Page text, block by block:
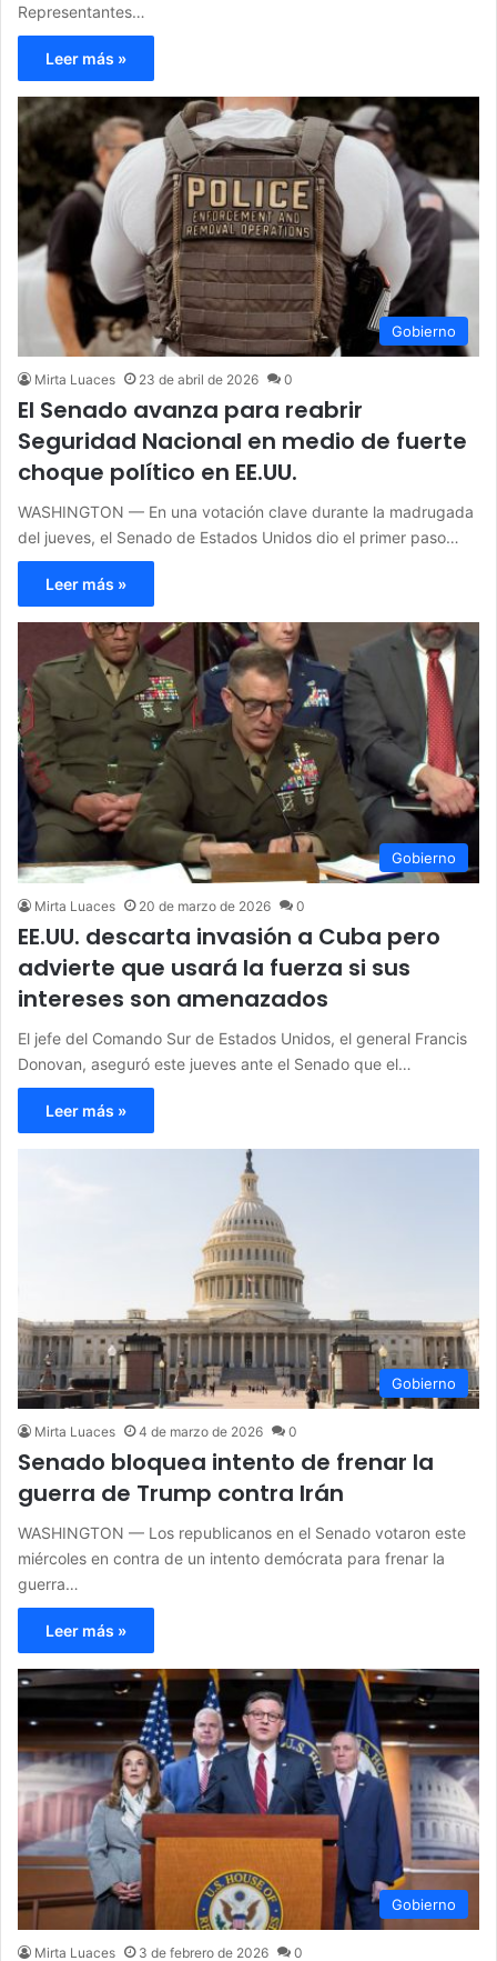
Representantes…
Leer más »
Gobierno
Mirta Luaces 23 de abril de 2026 0
El Senado avanza para reabrir
Seguridad Nacional en medio de fuerte
choque político en EE.UU.
WASHINGTON — En una votación clave durante la madrugada
del jueves, el Senado de Estados Unidos dio el primer paso…
Leer más »
Gobierno
Mirta Luaces 20 de marzo de 2026 0
EE.UU. descarta invasión a Cuba pero
advierte que usará la fuerza si sus
intereses son amenazados
El jefe del Comando Sur de Estados Unidos, el general Francis
Donovan, aseguró este jueves ante el Senado que el…
Leer más »
Gobierno
Mirta Luaces 4 de marzo de 2026 0
Senado bloquea intento de frenar la
guerra de Trump contra Irán
WASHINGTON — Los republicanos en el Senado votaron este
miércoles en contra de un intento demócrata para frenar la
guerra…
Leer más »
Gobierno
Mirta Luaces 3 de febrero de 2026 0